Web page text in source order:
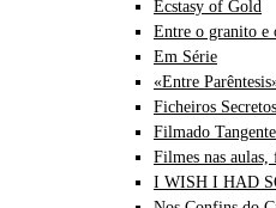
Ecstasy of Gold
Entre o granito e
Em Série
«Entre
Ficheiros
Filmado Tangente
Filmes nas aulas,
I WISH I HAD